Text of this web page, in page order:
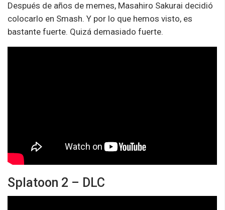
Después de años de memes, Masahiro Sakurai decidió
colocarlo en Smash. Y por lo que hemos visto, es
bastante fuerte. Quizá demasiado fuerte.
Splatoon 2 – DLC